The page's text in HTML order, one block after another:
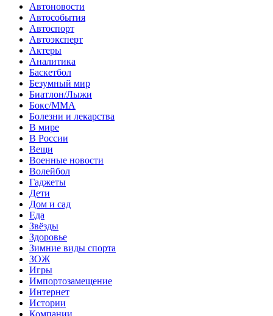
Автоновости
Автособытия
Автоспорт
Автоэксперт
Актеры
Аналитика
Баскетбол
Безумный мир
Биатлон/Лыжи
Бокс/MMA
Болезни и лекарства
В мире
В России
Вещи
Военные новости
Волейбол
Гаджеты
Дети
Дом и сад
Еда
Звёзды
Здоровье
Зимние виды спорта
ЗОЖ
Игры
Импортозамещение
Интернет
Истории
Компании